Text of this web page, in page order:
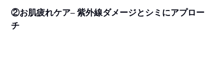
②お肌疲れケア–紫外線ダメージとシミにアプロー
チ